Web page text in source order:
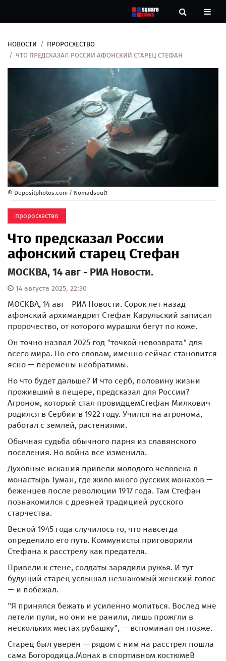
Новости
О
нас
НОВОСТИ
ПРОРОCХЕСТВО
ЧТО ПРЕДСКАЗАЛ РОССИИ АФОНСКИЙ СТАРЕЦ СТЕФАН
© Depositphotos.com / Nomadsoul1
пророcхество
Что предсказал России
афонский старец Стефан
МОСКВА, 14 авг - РИА Новости.
14 августа 2025, 22:30
МОСКВА, 14 авг - РИА Новости. Сорок лет назад
афонский архимандрит Стефан Карульский записал
пророчество, от которого мурашки бегут по коже.
Он точно назвал 2025 год "точкой невозврата" для
всего мира. По его словам, именно сейчас становится
ясно — перемены необратимы.
Но что будет дальше? И что серб, половину жизни
проживший в пещере, предсказал для России?
Агроном, который стал провидцемСтефан Милкович
родился в Сербии в 1922 году. Учился на агронома,
работал с землей, растениями.
Обычная судьба обычного парня из славянского
поселения. Но война все изменила.
Духовные искания привели молодого человека в
монастырь Туман, где жило много русских монахов —
беженцев после революции 1917 года. Там Стефан
познакомился с древней традицией русского
старчества.
Весной 1945 года случилось то, что навсегда
определило его путь. Коммунисты приговорили
Стефана к расстрелу как предателя.
Привели к стене, солдаты зарядили ружья. И тут
будущий старец услышал незнакомый женский голос
— и побежал.
"Я принялся бежать и усиленно молиться. Вослед мне
летели пули, но они не ранили, лишь прожгли в
нескольких местах рубашку", — вспоминал он позже.
Старец был уверен — рядом с ним на расстрел пошла
сама Богородица.Монах в спортивном костюмеВ